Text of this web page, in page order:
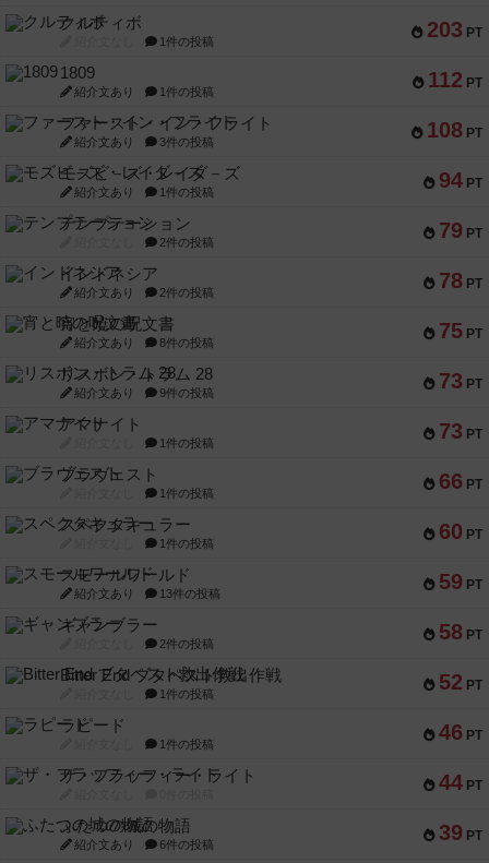
203 PT
クルティボ
1件の投稿
112 PT
1809
紹介文あり 1件の投稿
108 PT
ファースト・イン・フライト
紹介文あり 3件の投稿
94 PT
モズビ－ズ・レイダ－ズ
紹介文あり 1件の投稿
79 PT
テンプテーション
2件の投稿
78 PT
インドネシア
紹介文あり 2件の投稿
75 PT
宵と暁の呪文書
紹介文あり 8件の投稿
73 PT
リスボン・トラム 28
紹介文あり 9件の投稿
73 PT
アマナイト
1件の投稿
66 PT
ブラヴェスト
1件の投稿
60 PT
スペクタキュラー
1件の投稿
59 PT
スモールワールド
紹介文あり 13件の投稿
58 PT
ギャンブラー
2件の投稿
52 PT
Bitter End ブタペスト救出作戦
1件の投稿
46 PT
ラピード
1件の投稿
44 PT
ザ・フラッフィー・ライト
39 PT
ふたつの城の物語
紹介文あり 6件の投稿